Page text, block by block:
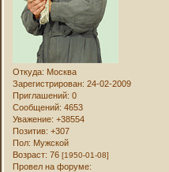
Откуда: Москва
Зарегистрирован: 24-02-2009
Приглашений: 0
Сообщений: 4653
Уважение: +38554
Позитив: +307
Пол: Мужской
Возраст: 76[1950-01-08]
Провел на форуме: